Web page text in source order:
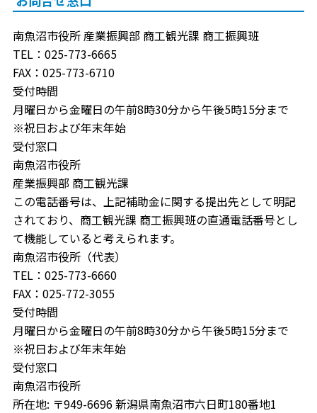
南魚沼市役所 産業振興部 商工観光課 商工振興班
TEL：025-773-6665
FAX：025-773-6710
受付時間
月曜日から金曜日の午前8時30分から午後5時15分まで
※祝日および年末年始
受付窓口
南魚沼市役所
産業振興部 商工観光課
この電話番号は、上記補助金に関する提出先として明記
されており、商工観光課 商工振興班の直通電話番号とし
て機能していると考えられます。
南魚沼市役所（代表）
TEL：025-773-6660
FAX：025-772-3055
受付時間
月曜日から金曜日の午前8時30分から午後5時15分まで
※祝日および年末年始
受付窓口
南魚沼市役所
所在地: 〒949-6696 新潟県南魚沼市六日町180番地1